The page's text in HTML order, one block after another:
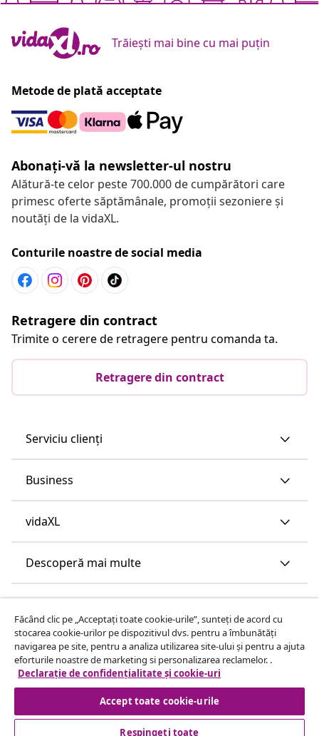
Trăiești mai bine cu mai puțin
Metode de plată acceptate
Abonați-vă la newsletter-ul nostru
Alătură-te celor peste 700.000 de cumpărători care
primesc oferte săptămânale, promoții sezoniere și
noutăți de la vidaXL.
Conturile noastre de social media
Retragere din contract
Trimite o cerere de retragere pentru comanda ta.
Retragere din contract
Serviciu clienți
Business
vidaXL
Descoperă mai multe
Făcând clic pe „Acceptați toate cookie-urile”, sunteți de acord cu
stocarea cookie-urilor pe dispozitivul dvs. pentru a îmbunătăți
navigarea pe site, pentru a analiza utilizarea site-ului și pentru a ajuta
eforturile noastre de marketing si personalizarea reclamelor. .
Declarație de confidențialitate și cookie-uri
Accept toate cookie-urile
Respingeți toate